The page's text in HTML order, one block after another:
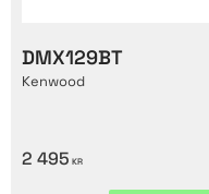
DMX129BT
Kenwood
2 495 KR